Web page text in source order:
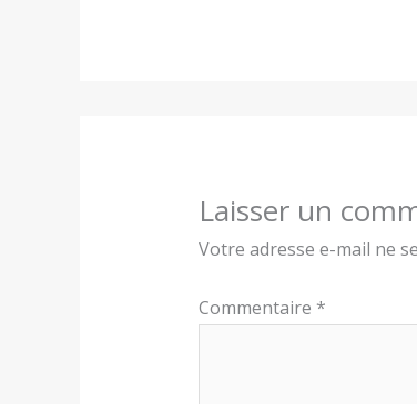
Laisser un
Votre adresse e-mail ne
Commentaire *